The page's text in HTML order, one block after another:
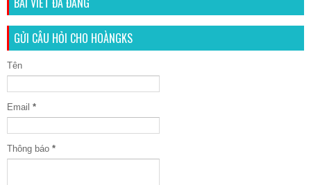
GỬI CÂU HỎI CHO HOÀNGKS
Tên
Email *
Thông báo *